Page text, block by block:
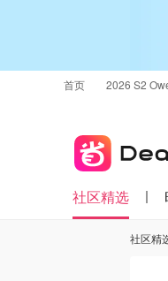
首页 2026 S2
社区精选
社区精